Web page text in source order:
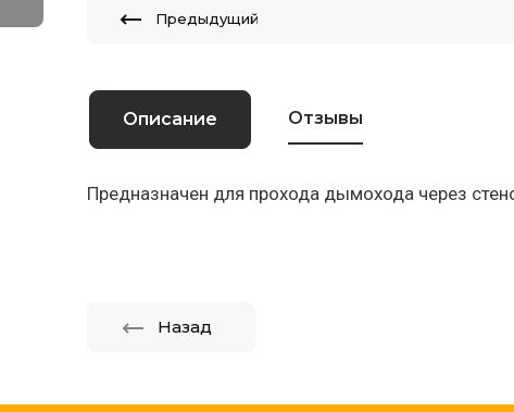
Предыдущий
Описание Отзывы
Предназначен для прохода дымохода через
Назад